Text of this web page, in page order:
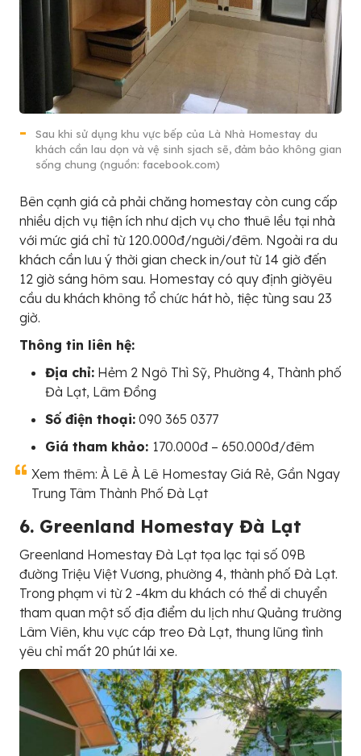
Sau khi sử dụng khu vực bếp của Là Nhà Homestay du
khách cần lau dọn và vệ sinh sjach sẽ, đảm bảo không gian
sống chung (nguồn: facebook.com)
Bên cạnh giá cả phải chăng homestay còn cung cấp
nhiều dịch vụ tiện ích như dịch vụ cho thuê lều tại nhà
với mức giá chỉ từ 120.000đ/người/đêm. Ngoài ra du
khách cần lưu ý thời gian check in/out từ 14 giờ đến
12 giờ sáng hôm sau. Homestay có quy định giờyêu
cầu du khách không tổ chức hát hò, tiệc tùng sau 23
giờ.
Thông tin liên hệ:
Địa chỉ: Hẻm 2 Ngô Thì Sỹ, Phường 4, Thành phố
Đà Lạt, Lâm Đồng
Số điện thoại: 090 365 0377
Giá tham khảo: 170.000đ – 650.000đ/đêm
Xem thêm: À Lê À Lê Homestay Giá Rẻ, Gần Ngay
Trung Tâm Thành Phố Đà Lạt
6. Greenland Homestay Đà Lạt
Greenland Homestay Đà Lạt tọa lạc tại số 09B
đường Triệu Việt Vương, phường 4, thành phố Đà Lạt.
Trong phạm vi từ 2 -4km du khách có thể di chuyển
tham quan một số địa điểm du lịch như Quảng trường
Lâm Viên, khu vực cáp treo Đà Lạt, thung lũng tình
yêu chỉ mất 20 phút lái xe.